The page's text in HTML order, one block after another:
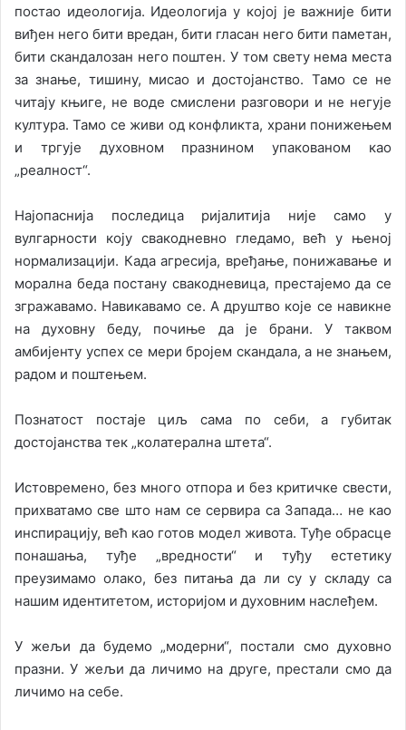
постао идеологија. Идеологија у којој је важније бити
виђен него бити вредан, бити гласан него бити паметан,
бити скандалозан него поштен. У том свету нема места
за знање, тишину, мисао и достојанство. Тамо се не
читају књиге, не воде смислени разговори и не негује
култура. Тамо се живи од конфликта, храни понижењем
и тргује духовном празнином упакованом као
„реалност“.
Најопаснија последица ријалитија није само у
вулгарности коју свакодневно гледамо, већ у њеној
нормализацији. Када агресија, вређање, понижавање и
морална беда постану свакодневица, престајемо да се
згражавамо. Навикавамо се. А друштво које се навикне
на духовну беду, почиње да је брани. У таквом
амбијенту успех се мери бројем скандала, а не знањем,
радом и поштењем.
Познатост постаје циљ сама по себи, а губитак
достојанства тек „колатерална штета“.
Истовремено, без много отпора и без критичке свести,
прихватамо све што нам се сервира са Запада… не као
инспирацију, већ као готов модел живота. Туђе обрасце
понашања, туђе „вредности“ и туђу естетику
преузимамо олако, без питања да ли су у складу са
нашим идентитетом, историјом и духовним наслеђем.
У жељи да будемо „модерни“, постали смо духовно
празни. У жељи да личимо на друге, престали смо да
личимо на себе.